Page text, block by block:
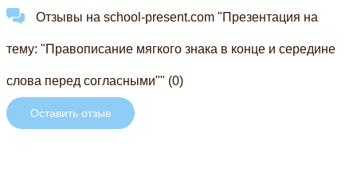
Отзывы на school-present.com "Презентация на
тему: "Правописание мягкого знака в конце и середине
слова перед согласными"" (0)
Оставить отзыв